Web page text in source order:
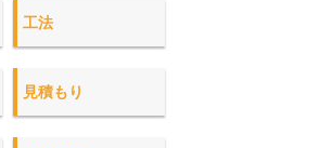
工法
見積もり